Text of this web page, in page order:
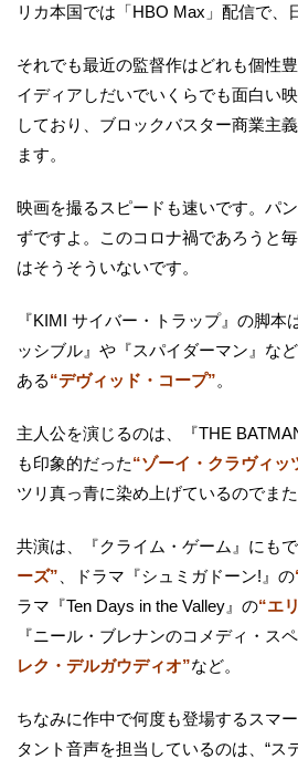
リカ本国では「HBO Max」配信で、
それでも最近の監督作はどれも個性
イディアしだいでいくらでも面白い
しており、ブロックバスター商業主
ます。
映画を撮るスピードも速いです。パ
ずですよ。このコロナ禍であろうと
はそうそういないです。
『KIMI サイバー・トラップ』の脚本
ッシブル』や『スパイダーマン』な
ある“デヴィッド・コープ”。
主人公を演じるのは、『THE
も印象的だった“ゾーイ・クラヴィッ
ツリ真っ青に染め上げているのでま
共演は、『クライム・ゲーム』にも
ーズ” 、ドラマ『シュミガドーン!』の
ラマ『Ten Days in the Valley』の“エ
『ニール・ブレナンのコメディ・ス
レク・デルガウディオ”など。
ちなみに作中で何度も登場するスマ
タント音声を担当しているのは、“ス